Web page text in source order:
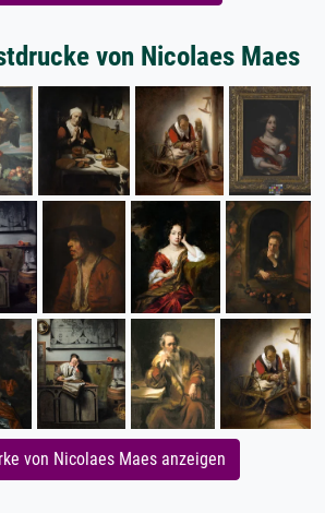
von Nicolaes Maes
von Nicolaes Maes anzeigen